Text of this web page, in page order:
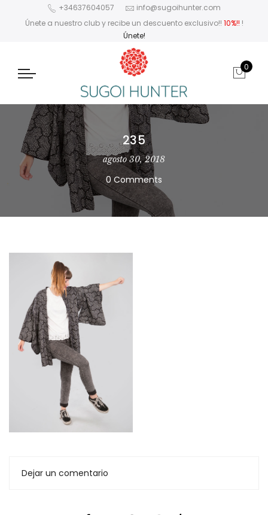
+34637604057
info@sugoihunter.com
Únete a nuestro club y recibe un descuento exclusivo!! 10%!! !
Únete!
0
235
agosto 30, 2018
0 Comments
Dejar un comentario